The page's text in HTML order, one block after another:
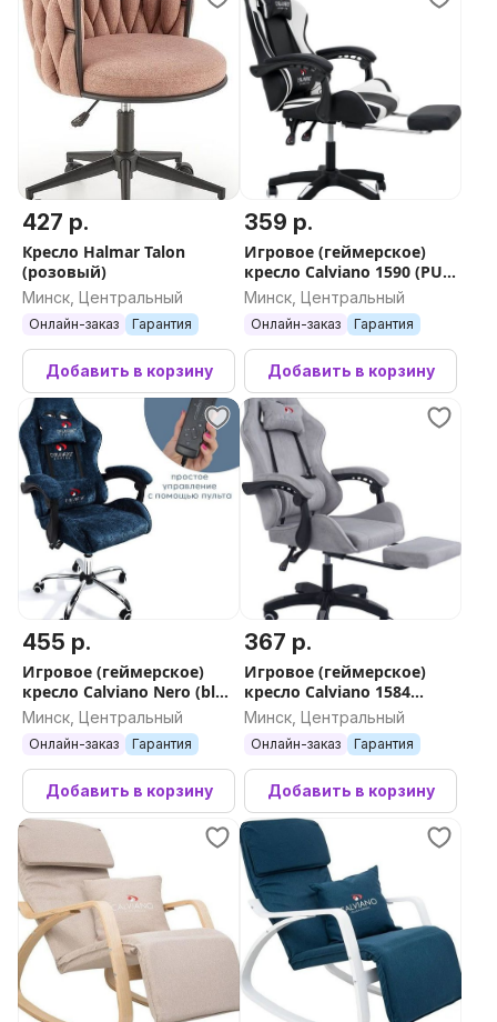
427 р.
Кресло Halmar Talon
(розовый)
Минск, Центральный
Онлайн-заказ Гарантия
Добавить в корзину
359 р.
Игровое (геймерское)
кресло Calviano 1590 (PU,
черный/белый)
Минск, Центральный
Онлайн-заказ Гарантия
Добавить в корзину
455 р.
Игровое (геймерское)
кресло Calviano Nero (blue
plush)
Минск, Центральный
Онлайн-заказ Гарантия
Добавить в корзину
367 р.
Игровое (геймерское)
кресло Calviano 1584
(велюр, серый)
Минск, Центральный
Онлайн-заказ Гарантия
Добавить в корзину